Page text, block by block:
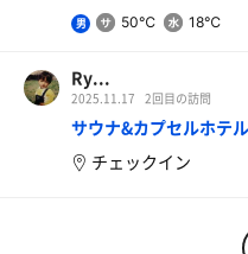
神戸サウナカレー
#サウナ #ドライサウ
スチームサウナ #塩サ
トサウナ #アイスサウ
ウナイキタイ #サ活 #
#ととのい #ととのう #
ス #熱波 #熱波師 #大阪
男 50℃ 18℃
Ry...
2025.11.17 2回目の訪問
サウナ&カプセルホテ
チェックイン